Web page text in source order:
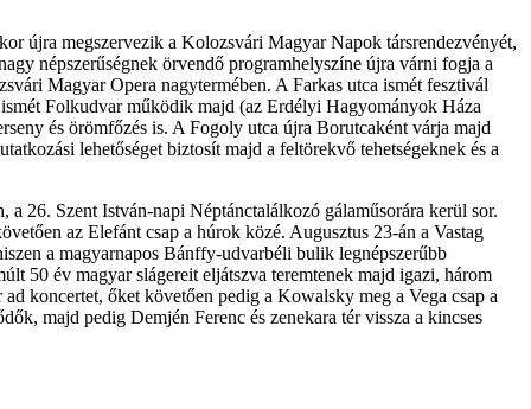
újra megszervezik a Kolozsvári Magyar Napok társrendezvényét,
népszerűségnek örvendő programhelyszíne újra várni fogja a
Magyar Opera nagytermében. A Farkas utca ismét fesztivál
Folkudvar működik majd (az Erdélyi Hagyományok Háza
és örömfőzés is. A Fogoly utca újra Borutcaként várja majd
lehetőséget biztosít majd a feltörekvő tehetségeknek és a
26. Szent István-napi Néptánctalálkozó gálaműsorára kerül sor.
az Elefánt csap a húrok közé. Augusztus 23-án a Vastag
a magyarnapos Bánffy-udvarbéli bulik legnépszerűbb
50 év magyar slágereit eljátszva teremtenek majd igazi, három
koncertet, őket követően pedig a Kowalsky meg a Vega csap a
majd pedig Demjén Ferenc és zenekara tér vissza a kincses